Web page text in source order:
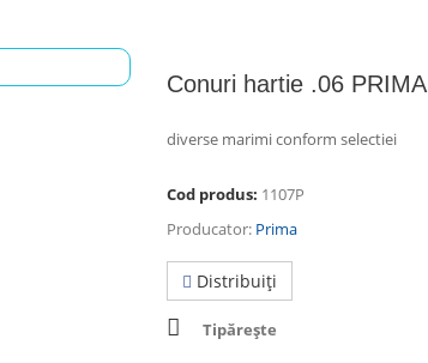
Conuri hartie .06 PRIMA
diverse marimi conform selectiei
Cod produs: 1107P
Producator: Prima
Distribuiţi
Tipărește